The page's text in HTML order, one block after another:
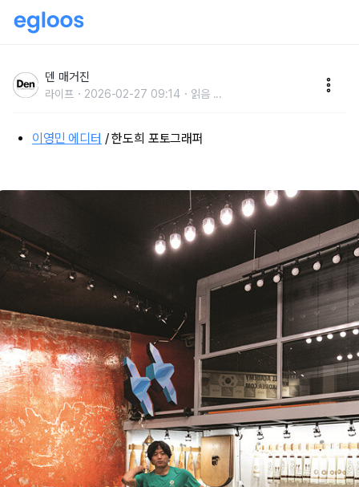
덴 매거진
라이프 2026-02-27 09:14 읽음 ...
이영민 에디터 / 한도희 포토그래퍼